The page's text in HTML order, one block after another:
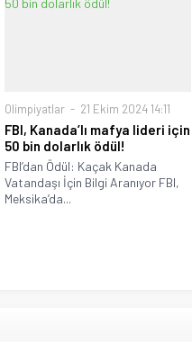
Olimpiyatlar 21 Ekim 2024 14:11
FBI, Kanada’lı mafya lideri için
50 bin dolarlık ödül!
FBI’dan Ödül: Kaçak Kanada
Vatandaşı İçin Bilgi Aranıyor FBI,
Meksika’da...